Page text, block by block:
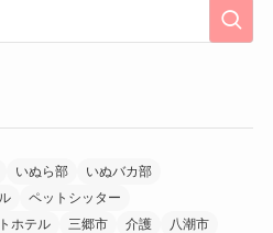
いぬら部
いぬバカ部
ペットシッター
ホテル 三郷市 介護
八潮市